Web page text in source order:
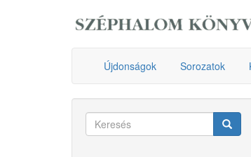
Újdonságok Sorozatok
Keresés